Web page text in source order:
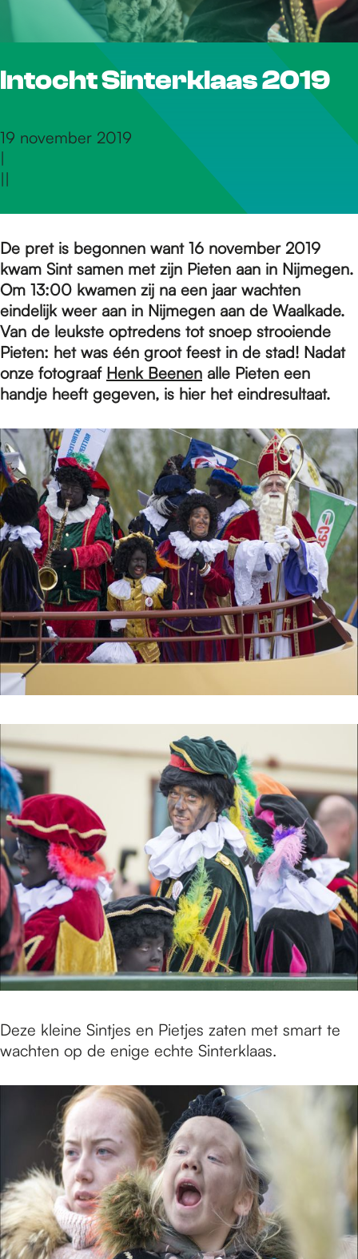
r
d
e
h
o
m
e
p
a
g
e
Intocht Sinterklaas 2019
19 november 2019
|
||
De pret is begonnen want 16 november 2019
kwam Sint samen met zijn Pieten aan in Nijmegen.
Om 13:00 kwamen zij na een jaar wachten
eindelijk weer aan in Nijmegen aan de Waalkade.
Van de leukste optredens tot snoep strooiende
Pieten: het was één groot feest in de stad! Nadat
onze fotograaf Henk Beenen alle Pieten een
handje heeft gegeven, is hier het eindresultaat.
Deze kleine Sintjes en Pietjes zaten met smart te
wachten op de enige echte Sinterklaas.